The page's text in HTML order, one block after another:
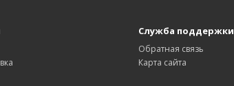
Служба поддержки
Обратная связь
Карта сайта